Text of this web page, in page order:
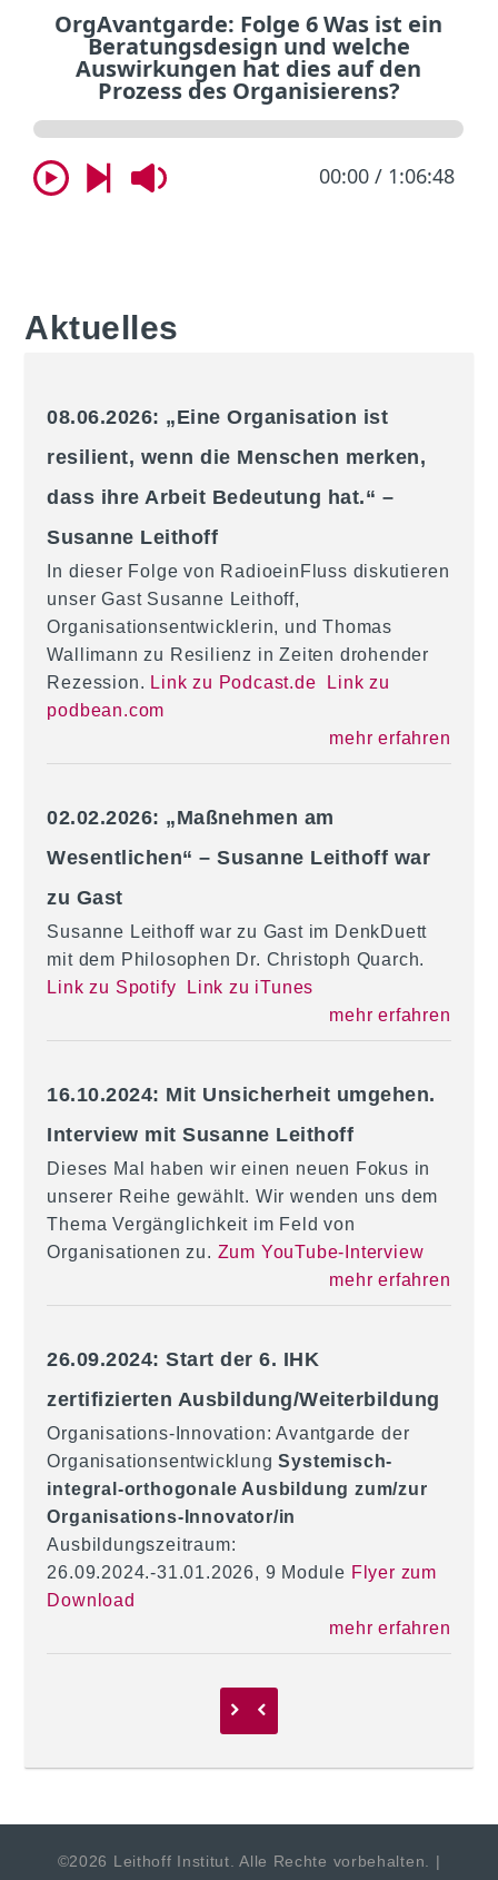
Aktuelles
08.06.2026: „Eine Organisation ist
resilient, wenn die Menschen merken,
dass ihre Arbeit Bedeutung hat.“ –
Susanne Leithoff
In dieser Folge von RadioeinFluss diskutieren
unser Gast Susanne Leithoff,
Organisationsentwicklerin, und Thomas
Wallimann zu Resilienz in Zeiten drohender
Rezession. Link zu Podcast.de
Link zu
podbean.com
mehr erfahren
02.02.2026: „Maßnehmen am
Wesentlichen“ – Susanne Leithoff war
zu Gast
Susanne Leithoff war zu Gast im DenkDuett
mit dem Philosophen Dr. Christoph Quarch.
Link zu Spotify
Link zu iTunes
mehr erfahren
16.10.2024: Mit Unsicherheit umgehen.
Interview mit Susanne Leithoff
Dieses Mal haben wir einen neuen Fokus in
unserer Reihe gewählt. Wir wenden uns dem
Thema Vergänglichkeit im Feld von
Organisationen zu. Zum YouTube-Interview
mehr erfahren
26.09.2024: Start der 6. IHK
zertifizierten Ausbildung/Weiterbildung
Organisations-Innovation: Avantgarde der
OrganisationsentwicklungSystemisch-
integral-orthogonale Ausbildung zum/zur
Organisations-Innovator/in
Ausbildungszeitraum:
26.09.2024.-31.01.2026, 9 Module Flyer zum
Download
mehr erfahren
©2026 Leithoff Institut. Alle Rechte vorbehalten. |